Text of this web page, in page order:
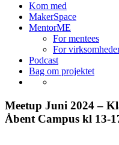
Kom med
MakerSpace
MentorME
For mentees
For
Podcast
Bag om projektet
Meetup Juni 2024 –
Åbent Campus kl 13-